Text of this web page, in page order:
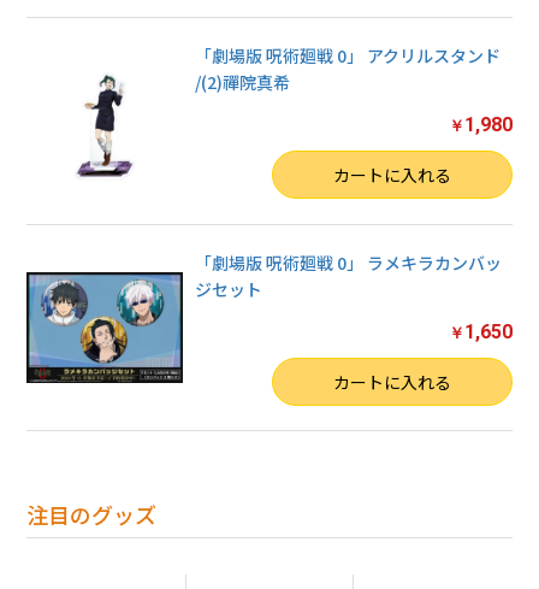
注目のグッズ
「劇場版 呪術廻戦 0」 アクリルスタンド
/(2)禪院真希
￥ 1,980
カートに入れる
「劇場版 呪術廻戦 0」 ラメキラカンバッ
ジセット
￥ 1,650
カートに入れる